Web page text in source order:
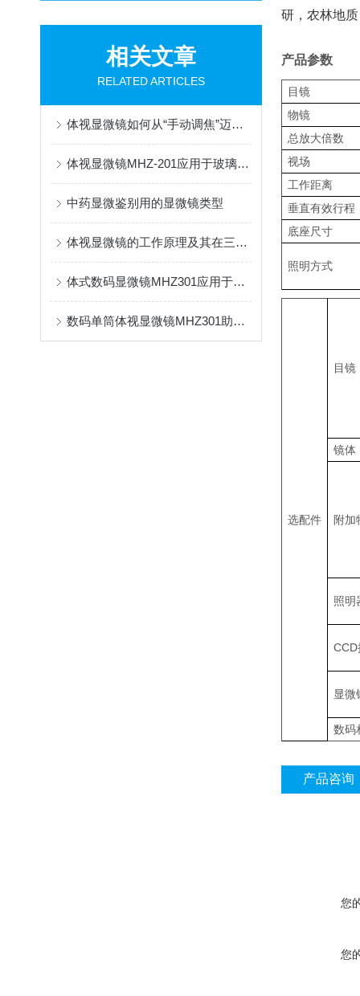
相关文章
RELATED ARTICLES
体视显微镜如何从“手动调焦”迈向“智能识别”？
体视显微镜MHZ-201应用于玻璃微珠观察
中药显微鉴别用的显微镜类型
体视显微镜的工作原理及其在三维成像中的优势
体式数码显微镜MHZ301应用于工业检测
数码单筒体视显微镜MHZ301助力广州某电力公司检测电子电路板
研，农林地
产品参数
目镜
物镜
总放大倍数
视场
工作距离
垂直有效行程
底座尺寸
照明方式
选配件
目镜
镜体
附加
照明
显微
数码
产品咨询
您
您